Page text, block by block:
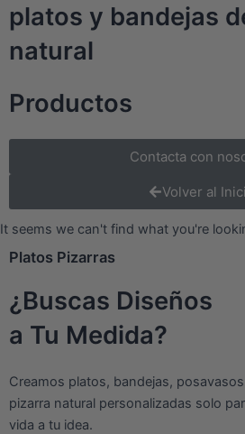
platos y bandejas
natural
Productos
Contacta con
Volver al
It seems we can't find what you're
Platos Pizarras
¿Buscas Diseños
a Tu Medida?
Creamos platos, bandejas,
pizarra natural personalizadas solo
vida a tu idea.